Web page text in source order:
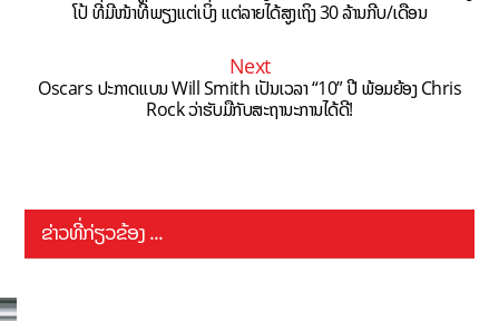
ໂປ້ ທີ່ມີໜ້າທີ່ພຽງແຕ່ເບິ່ງ ແຕ່ລາຍໄດ້ສູງເຖິງ 30 ລ້ານກີບ/ເດືອນ
Next
Oscars ປະກາດແບນ Will Smith ເປັນເວລາ “10” ປີ ພ້ອມຍ້ອງ Chris
Rock ວ່າຮັບມືກັບສະຖານະການໄດ້ດີ!
ຂ່າວທີ່ກ່ຽວຂ້ອງ ...